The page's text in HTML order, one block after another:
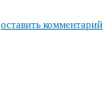
оставить комментарий